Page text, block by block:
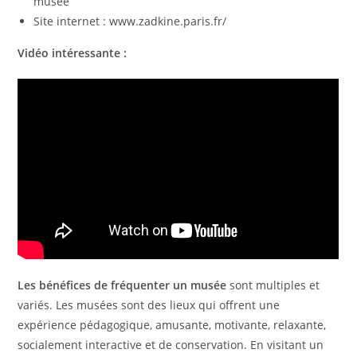
Site internet : www.zadkine.paris.fr/
Vidéo intéressante :
Les bénéfices de fréquenter un musée sont multiples et
variés. Les musées sont des lieux qui offrent une
expérience pédagogique, amusante, motivante, relaxante,
socialement interactive et de conservation. En visitant un